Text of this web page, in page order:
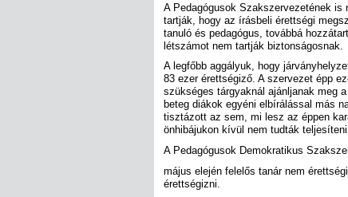
A Pedagógusok Szakszervezetének
tartják, hogy az írásbeli érettségi
tanuló és pedagógus, továbbá
létszámot nem tartják biztonságosnak.
A legfőbb aggályuk, hogy
83 ezer érettségiző. A szervezet épp
szükséges tárgyaknál ajánljanak meg
beteg diákok egyéni elbírálással más
tisztázott az sem, mi lesz az éppen
önhibájukon kívül nem tudták
A Pedagógusok Demokratikus
május elején felelős tanár nem
érettségizni.